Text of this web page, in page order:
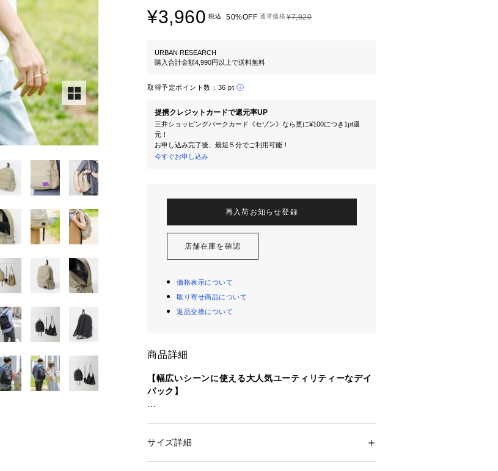
¥3,960 税込 50%OFF 通常価格¥7,920
URBAN RESEARCH
購入合計金額4,990円以上で送料無料
取得予定ポイント数： 36 pt
提携クレジットカードで還元率UP
三井ショッピングパークカード《セゾン》なら更に¥100につき1pt還
元！
お申し込み完了後、最短５分でご利用可能！
今すぐお申し込み
再入荷お知らせ登録
店舗在庫を確認
価格表示について
取り寄せ商品について
返品交換について
商品詳細
【幅広いシーンに使える大人気ユーティリティーなデイ
パック】
性別：メンズ
サイズ詳細